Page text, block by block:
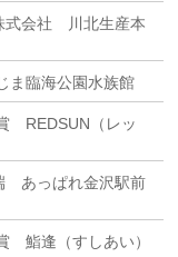
式会社 川北生産本
ま臨海公園水族館
REDSUN（レッ
あっぱれ金沢駅前
鮨逢（すしあい）